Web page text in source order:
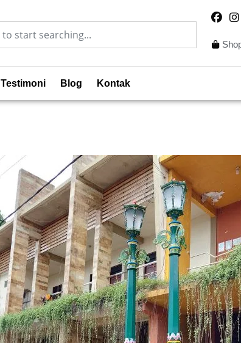
Testimoni Blog Kontak